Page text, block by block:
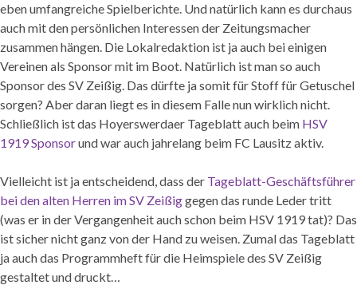
eben umfangreiche Spielberichte. Und natürlich kann es durchaus
auch mit den persönlichen Interessen der Zeitungsmacher
zusammen hängen. Die Lokalredaktion ist ja auch bei einigen
Vereinen als Sponsor mit im Boot. Natürlich ist man so auch
Sponsor des SV Zeißig. Das dürfte ja somit für Stoff für Getuschel
sorgen? Aber daran liegt es in diesem Falle nun wirklich nicht.
Schließlich ist das Hoyerswerdaer Tageblatt auch beim HSV
1919 Sponsorund war auch jahrelang beim FC Lausitz aktiv.
Vielleicht ist ja entscheidend, dass der Tageblatt-Geschäftsführer
bei den alten Herren im SV Zeißiggegen das runde Leder tritt
(was er in der Vergangenheit auch schon beim HSV 1919 tat)? Das
ist sicher nicht ganz von der Hand zu weisen. Zumal das Tageblatt
ja auch das Programmheft für die Heimspiele des SV Zeißig
gestaltet und druckt…